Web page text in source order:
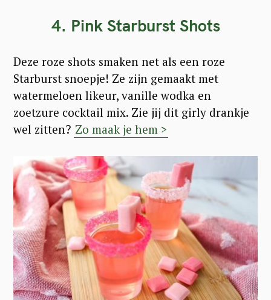
4. Pink Starburst Shots
Deze roze shots smaken net als een roze
Starburst snoepje! Ze zijn gemaakt met
watermeloen likeur, vanille wodka en
zoetzure cocktail mix. Zie jij dit girly drankje
wel zitten? Zo maak je hem >
S
e
a
r
c